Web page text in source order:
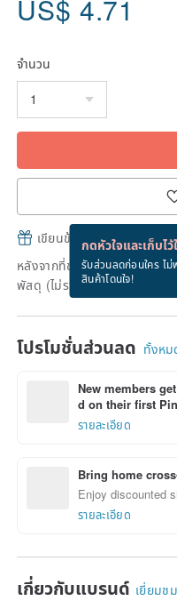
US$ 4.71
จำนวน
กดหัวใจและเก็บไ
รับส่วนลดก่อนใคร ไ
สินค้าโดนใจ!
เขียนข้อความและส่ง
หลังจากที่ชำระเงินถึงวันที่จะจั
พัสดุ (ไม่รวมวันหยุด)
โปรโมชั่นส่วนลด ทั้งหม
New members
d on their first
รายละเอียด
Bring home
Enjoy discounted
รายละเอียด
เกี่ยวกับแบรนด์ เยี่ยมช